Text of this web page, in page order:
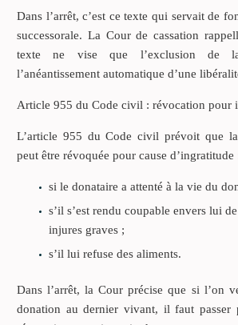
Dans l’arrêt, c’est ce texte qui servait de
successorale. La Cour de cassation
texte ne vise que l’exclusion de
l’anéantissement automatique d’une
Article 955 du Code civil : révocation pour
L’article 955 du Code civil prévoit que
peut être révoquée pour cause d’ingratitude
si le donataire a attenté à la vie du
s’il s’est rendu coupable envers lui
injures graves ;
s’il lui refuse des aliments.
Dans l’arrêt, la Cour précise que si l’on
donation au dernier vivant, il faut passer